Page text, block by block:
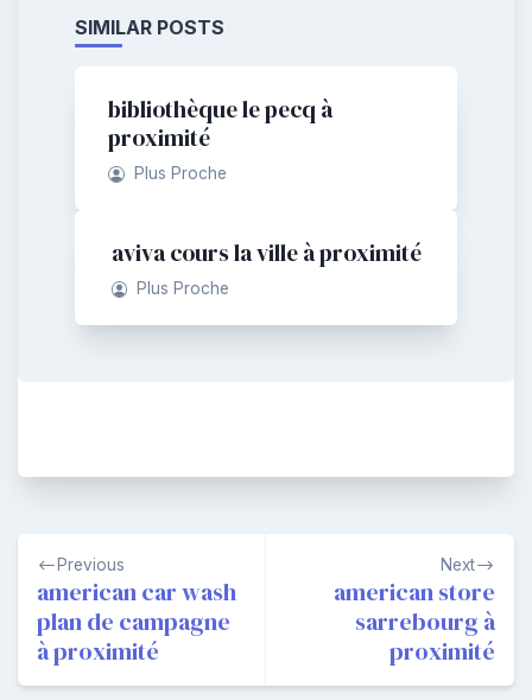
SIMILAR POSTS
bibliothèque le pecq à
proximité
Plus Proche
aviva cours la ville à proximité
Plus Proche
Navigation
de
l’article
Previous
american car wash
plan de campagne
à proximité
Next
american store
sarrebourg à
proximité